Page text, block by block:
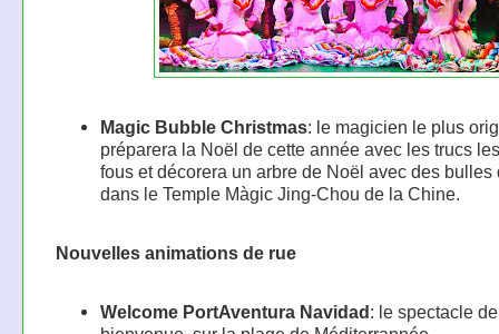
Magic Bubble Christmas: le magicien le plus
préparera la Noël de cette année avec les trucs
fous et décorera un arbre de Noël avec des bulles
dans le Temple Màgic Jing-Chou de la Chine.
Nouvelles animations de rue
Welcome PortAventura Navidad: le spectacle de